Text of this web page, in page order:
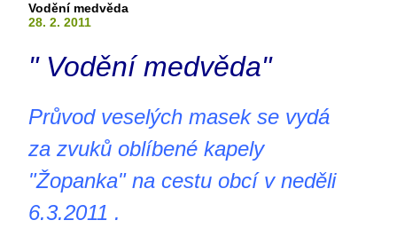
Vodění medvěda
28. 2. 2011
" Vodění medvěda"
Průvod veselých masek se vydá
za zvuků oblíbené kapely
"Žopanka" na cestu obcí v neděli
6.3.2011 .